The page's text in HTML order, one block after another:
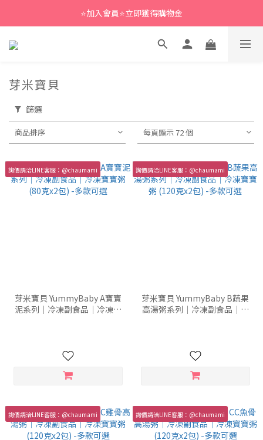
⭐加入會員⭐立即獲得購物金
芽米寶貝
篩選
商品排序 每頁顯示 72 個
詢價請洽LINE客服：@chaumami
芽米寶貝 YummyBaby A寶寶
泥系列｜冷凍副食品｜冷凍寶
詢價請洽LINE客服：@chaumami
芽米寶貝 YummyBaby B蔬果
高湯粥系列｜冷凍副食品｜冷
詢價請洽LINE客服：@chaumami 詢價請洽LINE客服：@chaumami